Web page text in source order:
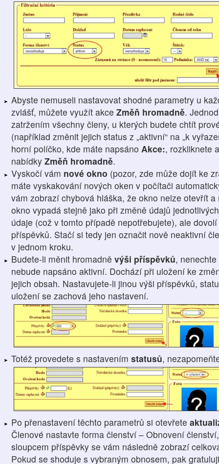
Abyste nemuseli nastavovat shodné parametry u
zvlášť, můžete využít akce Změň hromadně.
zatržením všechny členy, u kterých budete chtít
(například změnit jejich status z „aktivní“ na „k
horní políčko, kde máte napsáno Akce:, rozkliknete
nabídky Změň hromadně.
Vyskočí vám nové okno (pozor, zde může dojít ke
máte vyskakování nových oken v počítači
vám zobrazí chybová hláška, že okno nelze otevřít
okno vypadá stejně jako při změně údajů
údaje (což v tomto případě nepotřebujete), ale
příspěvků. Stačí si tedy jen označit nově neaktivní
v jednom kroku.
Budete-li měnit hromadně výši příspěvků,
nebude napsáno aktivní. Dochází při uložení ke
jejich obsah. Nastavujete-li jinou výši příspěvků,
uložení se zachová jeho nastavení.
Totéž provedete s nastavením statusů,
Po přenastavení těchto parametrů si otevřete
Členové nastavte forma členství – Obnovení
sloupcem příspěvky se vám následně zobrazí
Pokud se shoduje s vybraným obnosem, pak